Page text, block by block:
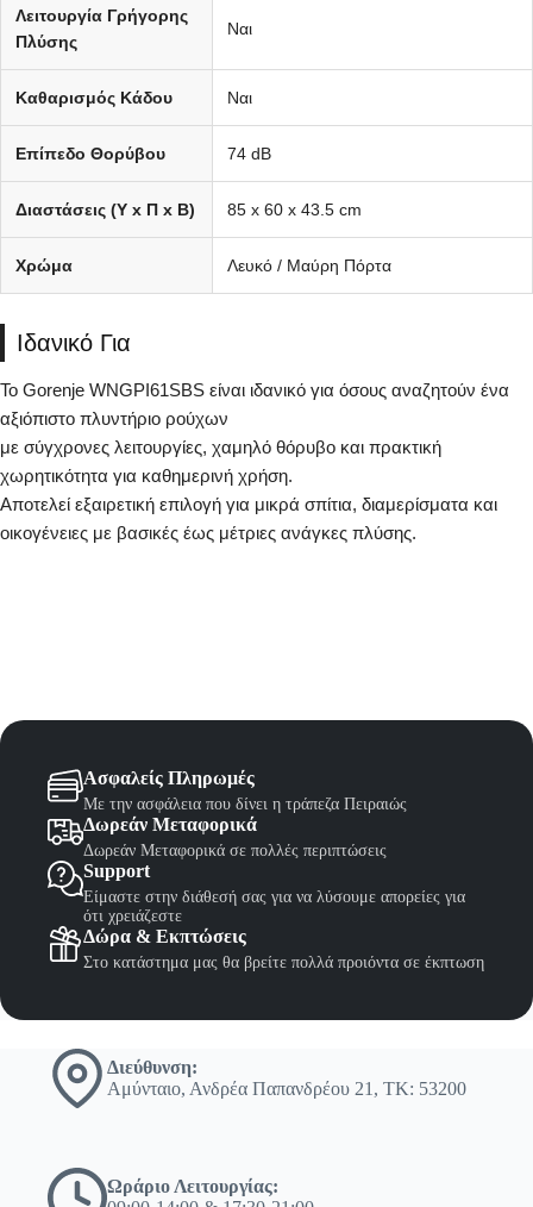
Λειτουργία Γρήγορης
Πλύσης
Ναι
Καθαρισμός Κάδου Ναι
Επίπεδο Θορύβου 74 dB
Διαστάσεις (Υ x Π x Β) 85 x 60 x 43.5 cm
Χρώμα Λευκό / Μαύρη Πόρτα
Ιδανικό Για
Το Gorenje WNGPI61SBS είναι ιδανικό για όσους αναζητούν ένα
αξιόπιστο πλυντήριο ρούχων
με σύγχρονες λειτουργίες, χαμηλό θόρυβο και πρακτική
χωρητικότητα για καθημερινή χρήση.
Αποτελεί εξαιρετική επιλογή για μικρά σπίτια, διαμερίσματα και
οικογένειες με βασικές έως μέτριες ανάγκες πλύσης.
Ασφαλείς Πληρωμές
Με την ασφάλεια που δίνει η τράπεζα Πειραιώς
Δωρεάν Μεταφορικά
Δωρεάν Μεταφορικά σε πολλές περιπτώσεις
Support
Είμαστε στην διάθεσή σας για να λύσουμε απορείες για
ότι χρειάζεστε
Δώρα & Εκπτώσεις
Στο κατάστημα μας θα βρείτε πολλά προιόντα σε έκπτωση
Διεύθυνση:
Αμύνταιο, Ανδρέα Παπανδρέου 21, ΤΚ: 53200
Ωράριο Λειτουργίας: